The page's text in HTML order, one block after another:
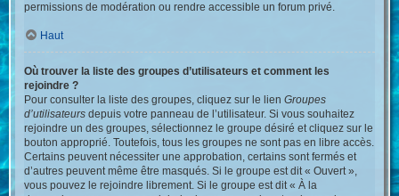
permissions de modération ou rendre accessible un forum privé.
Haut
Où trouver la liste des groupes d’utilisateurs et comment les
rejoindre ?
Pour consulter la liste des groupes, cliquez sur le lienGroupes
d’utilisateurs depuis votre panneau de l’utilisateur. Si vous souhaitez
rejoindre un des groupes, sélectionnez le groupe désiré et cliquez sur le
bouton approprié. Toutefois, tous les groupes ne sont pas en libre accès.
Certains peuvent nécessiter une approbation, certains sont fermés et
d’autres peuvent même être masqués. Si le groupe est dit « Ouvert »,
vous pouvez le rejoindre librement. Si le groupe est dit « À la